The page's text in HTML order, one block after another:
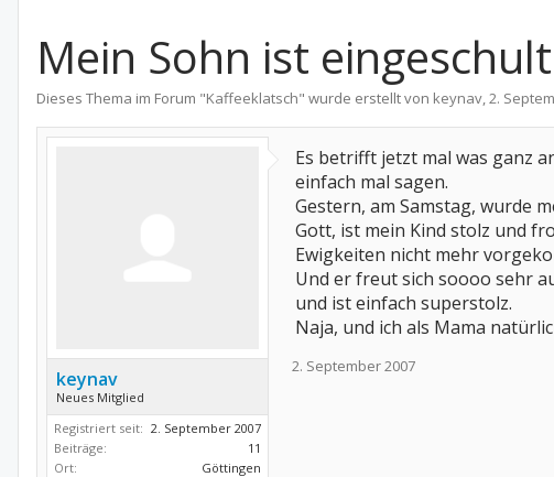
Mein Sohn ist eingeschult
Dieses Thema im Forum "Kaffeeklatsch" wurde erstellt von keynav,2.
keynav
Neues Mitglied
Registriert seit: 2. September 2007
Beiträge:
11
Ort:
Göttingen
Es betrifft jetzt mal was ganz
einfach mal sagen.
Gestern, am Samstag, wurde
Gott, ist mein Kind stolz und
Ewigkeiten nicht mehr
Und er freut sich soooo sehr
und ist einfach superstolz.
Naja, und ich als Mama
2. September 2007